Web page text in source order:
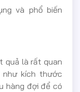
và phổ biến
quả là rất quan
như kích thước
hàng đợi để có